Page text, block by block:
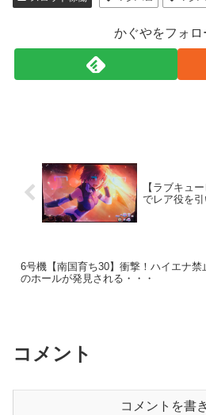
かぐやをフォロ
【ラブキュ
でレア役を引
6号機【南国育ち30】衝撃！ハイエナ禁
のホールが発見される・・・
コメント
コメントを書